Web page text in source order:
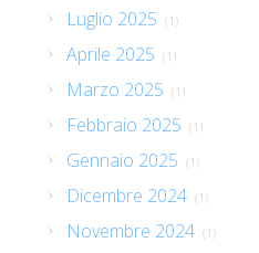
Luglio 2025 (1)
Aprile 2025 (1)
Marzo 2025 (1)
Febbraio 2025 (1)
Gennaio 2025 (1)
Dicembre 2024 (1)
Novembre 2024 (1)